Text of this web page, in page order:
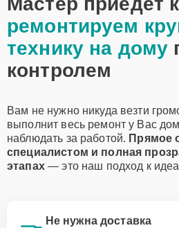
ремонтируем
технику на дому
контролем
Вам не нужно никуда везти
выполнит весь ремонт у Вас
наблюдать за работой. Прямое
специалистом и полная
этапах— это наш подход к
Не нужна доставка